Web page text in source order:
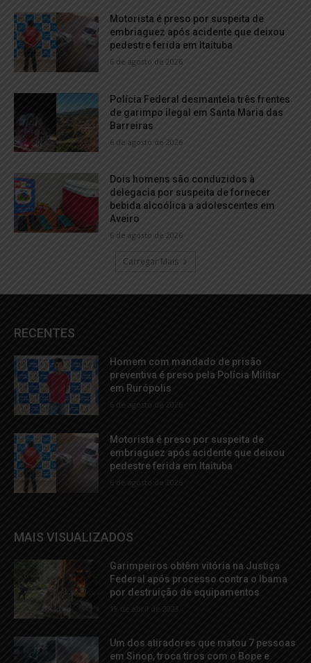
Motorista é preso por suspeita de
embriaguez após acidente que deixou
pedestre ferida em Itaituba
6 de agosto de 2026
Polícia Federal desmantela três frentes
de garimpo ilegal em Santa Maria das
Barreiras
6 de agosto de 2026
Dois homens são conduzidos à
delegacia por suspeita de fornecer
bebida alcoólica a adolescentes em
Aveiro
6 de agosto de 2026
Carregar Mais
RECENTES
Homem com mandado de prisão
preventiva é preso pela Polícia Militar
em Rurópolis
6 de agosto de 2026
Motorista é preso por suspeita de
embriaguez após acidente que deixou
pedestre ferida em Itaituba
6 de agosto de 2026
MAIS VISUALIZADOS
Garimpeiros obtêm vitória na Justiça
Federal após processo contra o Ibama
por destruição de equipamentos
19 de abril de 2023
Um dos atiradores que matou 7 pessoas
em Sinop, troca tiros com o Bope e